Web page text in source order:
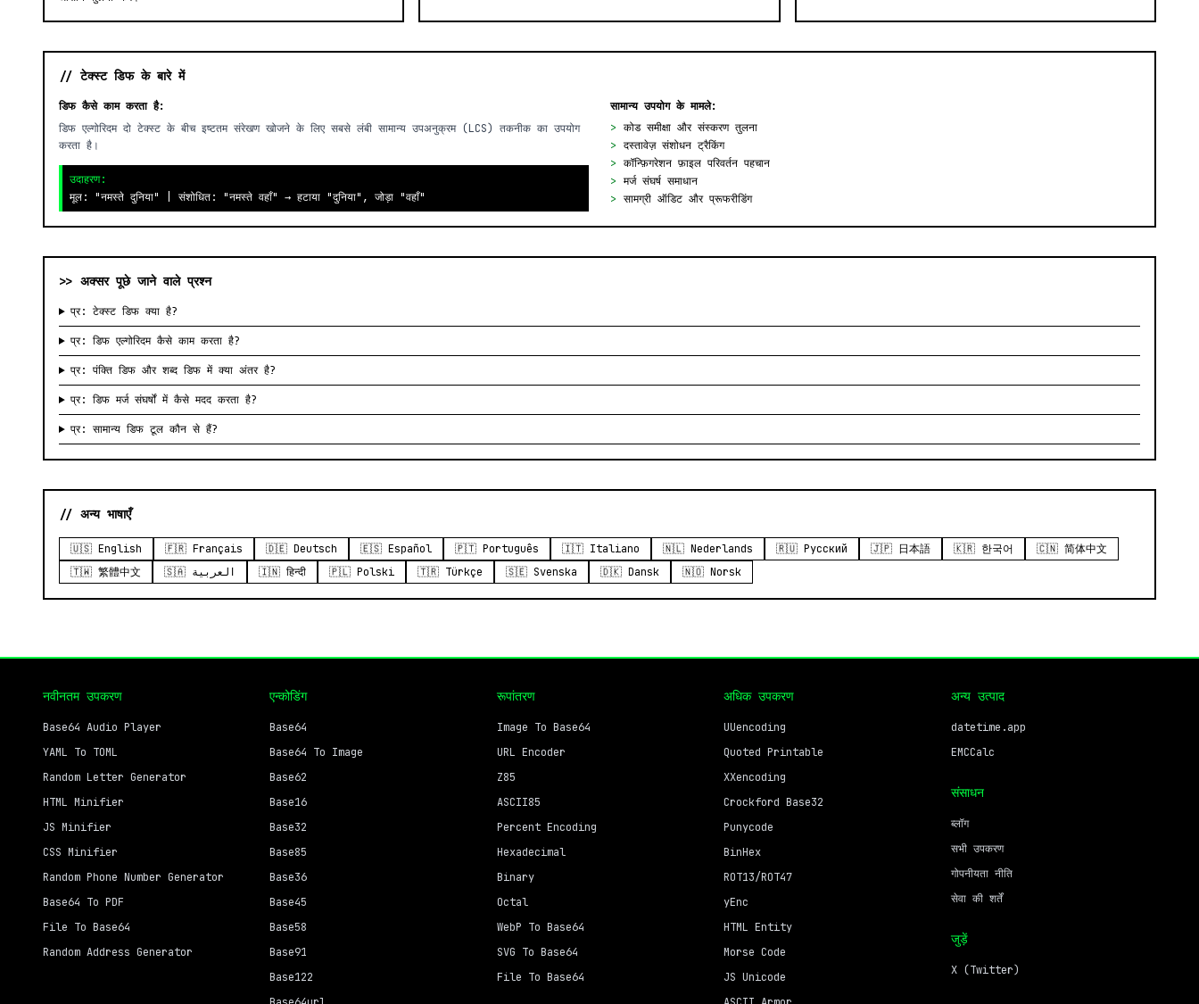
// टेक्स्ट डिफ के बारे में
डिफ कैसे काम करता है:
डिफ एल्गोरिदम दो टेक्स्ट के बीच इष्टतम संरेखण खोजने के लिए सबसे लंबी सामान्य उपअनुक्रम (LCS) तकनीक का उपयोग
करता है।
उदाहरण:
मूल: "नमस्ते दुनिया" | संशोधित: "नमस्ते वहाँ" → हटाया "दुनिया", जोड़ा "वहाँ"
सामान्य उपयोग के मामले:
> कोड समीक्षा और संस्करण तुलना
> दस्तावेज़ संशोधन ट्रैकिंग
> कॉन्फ़िगरेशन फ़ाइल परिवर्तन पहचान
> मर्ज संघर्ष समाधान
> सामग्री ऑडिट और प्रूफरीडिंग
>> अक्सर पूछे जाने वाले प्रश्न
प्र: टेक्स्ट डिफ क्या है?
प्र: डिफ एल्गोरिदम कैसे काम करता है?
प्र: पंक्ति डिफ और शब्द डिफ में क्या अंतर है?
प्र: डिफ मर्ज संघर्षों में कैसे मदद करता है?
प्र: सामान्य डिफ टूल कौन से हैं?
// अन्य भाषाएँ
🇺🇸 English 🇫🇷 Français 🇩🇪 Deutsch 🇪🇸 Español 🇵🇹 Português 🇮🇹 Italiano 🇳🇱 Nederlands 🇷🇺 Русский 🇯🇵 日本語 🇰🇷 한국어
🇨🇳 简体中文
🇹🇼 繁體中文
🇸🇦 العربية 🇮🇳 हिन्दी 🇵🇱 Polski 🇹🇷 Türkçe 🇸🇪 Svenska 🇩🇰 Dansk 🇳🇴 Norsk
नवीनतम उपकरण
Base64 Audio Player
YAML To TOML
Random Letter Generator
HTML Minifier
JS Minifier
CSS Minifier
Random Phone Number Generator
Base64 To PDF
File To Base64
Random Address Generator
एन्कोडिंग
Base64
Base64 To Image
Base62
Base16
Base32
Base85
Base36
Base45
Base58
Base91
Base122
रूपांतरण
Image To Base64
URL Encoder
Z85
ASCII85
Percent Encoding
Hexadecimal
Binary
Octal
WebP To Base64
SVG To Base64
File To Base64
अधिक उपकरण
UUencoding
Quoted Printable
XXencoding
Crockford Base32
Punycode
BinHex
ROT13/ROT47
yEnc
HTML Entity
Morse Code
JS Unicode
अन्य उत्पाद
datetime.app
EMCCalc
संसाधन
ब्लॉग
सभी उपकरण
गोपनीयता नीति
सेवा की शर्तें
जुड़ें
X (Twitter)